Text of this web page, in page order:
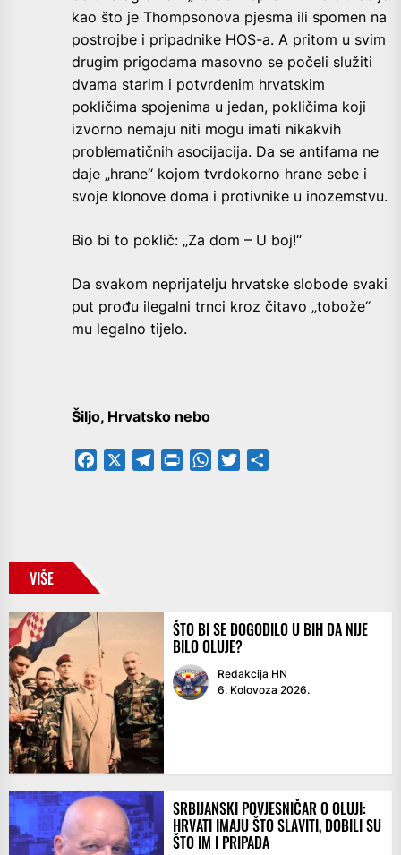
kao što je Thompsonova pjesma ili spomen na
postrojbe i pripadnike HOS-a. A pritom u svim
drugim prigodama masovno se počeli služiti
dvama starim i potvrđenim hrvatskim
pokličima spojenima u jedan, pokličima koji
izvorno nemaju niti mogu imati nikakvih
problematičnih asocijacija. Da se antifama ne
daje „hrane“ kojom tvrdokorno hrane sebe i
svoje klonove doma i protivnike u inozemstvu.
Bio bi to poklič: „Za dom – U boj!“
Da svakom neprijatelju hrvatske slobode svaki
put prođu ilegalni trnci kroz čitavo „tobože“
mu legalno tijelo.
Šiljo, Hrvatsko nebo
Facebook TelegramPrintFriendly
WhatsApp
Twitter
VIŠE
ŠTO BI SE DOGODILO U BIH DA NIJE
BILO OLUJE?
Redakcija HN
6. Kolovoza 2026.
SRBIJANSKI POVJESNIČAR O OLUJI:
HRVATI IMAJU ŠTO SLAVITI, DOBILI SU
ŠTO IM I PRIPADA